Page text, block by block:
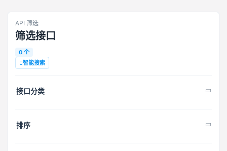
API 筛选
筛选接口
0 个
智能搜索
接口分类
排序